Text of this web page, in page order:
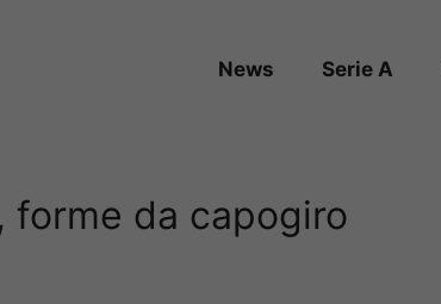
News Serie A
forme da capogiro